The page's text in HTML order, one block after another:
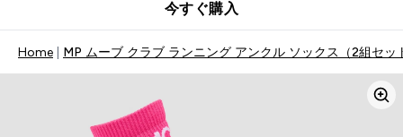
今すぐ購入
Home MP ムーブ クラブ ランニング アンクル ソックス（2組セッ